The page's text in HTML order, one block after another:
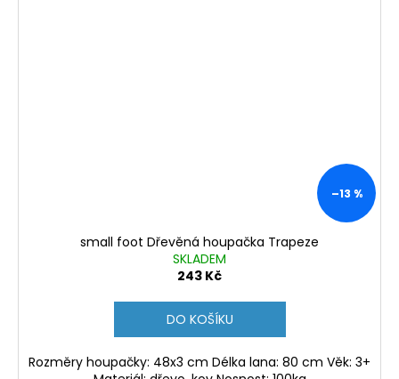
–13 %
small foot Dřevěná houpačka Trapeze
SKLADEM
243 Kč
DO KOŠÍKU
Rozměry houpačky: 48x3 cm Délka lana: 80 cm Věk: 3+